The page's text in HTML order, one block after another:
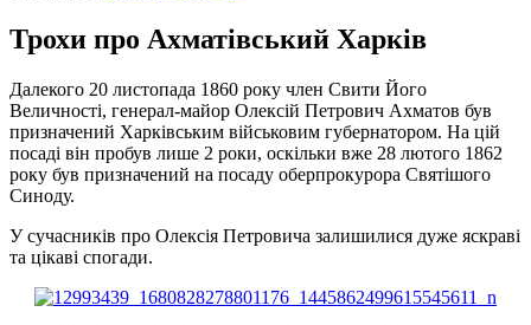
Трохи про Ахматівський Харків
Далекого 20 листопада 1860 року член Свити Його
Величності, генерал-майор Олексій Петрович Ахматов був
призначений Харківським військовим губернатором. На цій
посаді він пробув лише 2 роки, оскільки вже 28 лютого 1862
року був призначений на посаду оберпрокурора Святішого
Синоду.
У сучасників про Олексія Петровича залишилися дуже яскраві
та цікаві спогади.